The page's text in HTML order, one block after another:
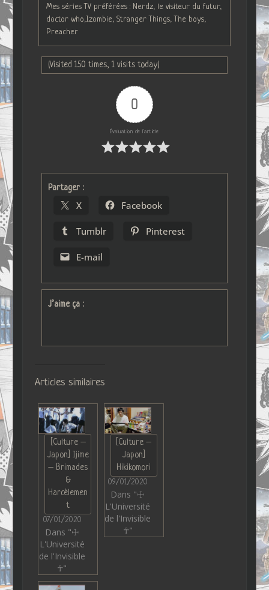
Mes séries TV préférées : Nerdz, le visiteur du futur,
doctor who,Izombie, Stranger Things, The boys,
Preacher
(Visited 150 times, 1 visits today)
0
Évaluation de l'article
Partager :
X Facebook
Tumblr Pinterest
E-mail
J’aime ça :
Articles similaires
[Culture –
Japon] Ijime
– Brimades
&
Harcèlemen
t
07/01/2020
Dans "☩
L'Université
de l'Invisible
☥"
[Culture –
Japon]
Hikikomori
09/01/2020
Dans "☩
L'Université
de l'Invisible
☥"